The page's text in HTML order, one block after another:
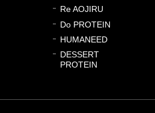
Re AOJIRU
Do PROTEIN
HUMANEED
DESSERT
PROTEIN